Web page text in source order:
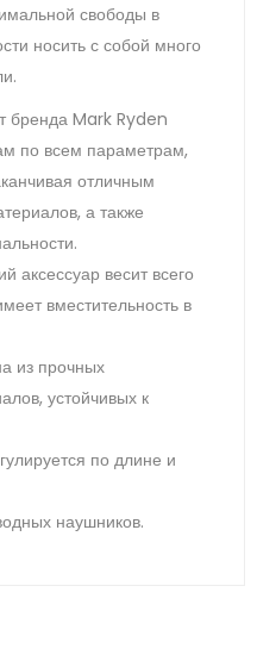
свободы в
носить с собой много
бренда Mark Ryden
по всем параметрам,
отличным
а также
аксессуар весит всего
вместительность в
из прочных
устойчивых к
по длине и
наушников.